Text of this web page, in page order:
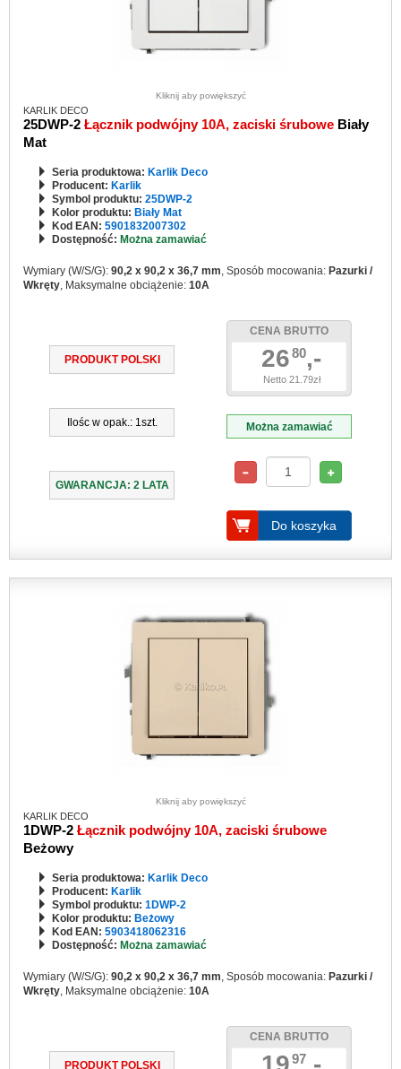
Kliknij aby powiększyć
KARLIK DECO
25DWP-2 Łącznik podwójny 10A, zaciski śrubowe Biały
Mat
Seria produktowa: Karlik Deco
Producent: Karlik
Symbol produktu: 25DWP-2
Kolor produktu: Biały Mat
Kod EAN: 5901832007302
Dostępność: Można zamawiać
Wymiary (W/S/G): 90,2 x 90,2 x 36,7 mm, Sposób mocowania: Pazurki /
Wkręty, Maksymalne obciążenie: 10A
PRODUKT POLSKI
Ilośc w opak.: 1szt.
GWARANCJA: 2 LATA
CENA BRUTTO
2680,-
Netto 21.79zł
Można zamawiać
Do koszyka
Kliknij aby powiększyć
KARLIK DECO
1DWP-2 Łącznik podwójny 10A, zaciski śrubowe
Beżowy
Seria produktowa: Karlik Deco
Producent: Karlik
Symbol produktu: 1DWP-2
Kolor produktu: Beżowy
Kod EAN: 5903418062316
Dostępność: Można zamawiać
Wymiary (W/S/G): 90,2 x 90,2 x 36,7 mm, Sposób mocowania: Pazurki /
Wkręty, Maksymalne obciążenie: 10A
PRODUKT POLSKI
CENA BRUTTO
97